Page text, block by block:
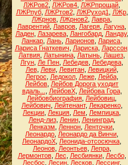
ЛЖРов2 ЛЖРов4 ЛЖРпрощай
ЛЖРпуб, ЛЖРтов2, ЛЖРуход1 ЛЖр,
ЛЖрнов ЛЖрнов2 Лавра
Лаврентий Лавров Лагеря Лагуна
Ладен, Лазарева, Лангобард, Ландау,
Ланкар Лань Ларионов Лариса
Лариса Гнаткевич
Лариска, Ларссон,
Латвия Латынина Латынь Лашез
Лгун Ле Пен Лебедев Лебедева
Лев, Леви, Левитан, Левицкий,
Легрос
Ледокол, Леже, Лейба,
Лейбов Лейбов Дорога уходит
вдаль...
ЛейбовХ, Лейбова Гора,
Лейбовбиография Лейбовиц
Лейбович
Лейтенант, Лекаренко,
Лекции Лекция Лем Лемпицка
Ленд-лиз, Ленин, Ленинград,
Ленказм
Леннон Ленточки
Леонардо Леонардо да Винчи
ЛеонардоХ Леонида-отсосючка
Леонов, Леонтьев, Лепра,
Лермонтов, Лес Лесбиянки, Лесбо,
Лесбос
Лесин, Лесков, Лессинг,